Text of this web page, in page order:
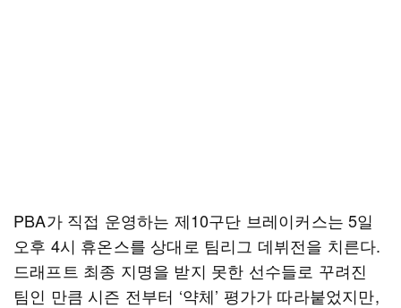
PBA가 직접 운영하는 제10구단 브레이커스는 5일
오후 4시 휴온스를 상대로 팀리그 데뷔전을 치른다.
드래프트 최종 지명을 받지 못한 선수들로 꾸려진
팀인 만큼 시즌 전부터 ‘약체’ 평가가 따라붙었지만,